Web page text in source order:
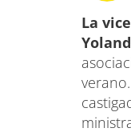
La
verano.